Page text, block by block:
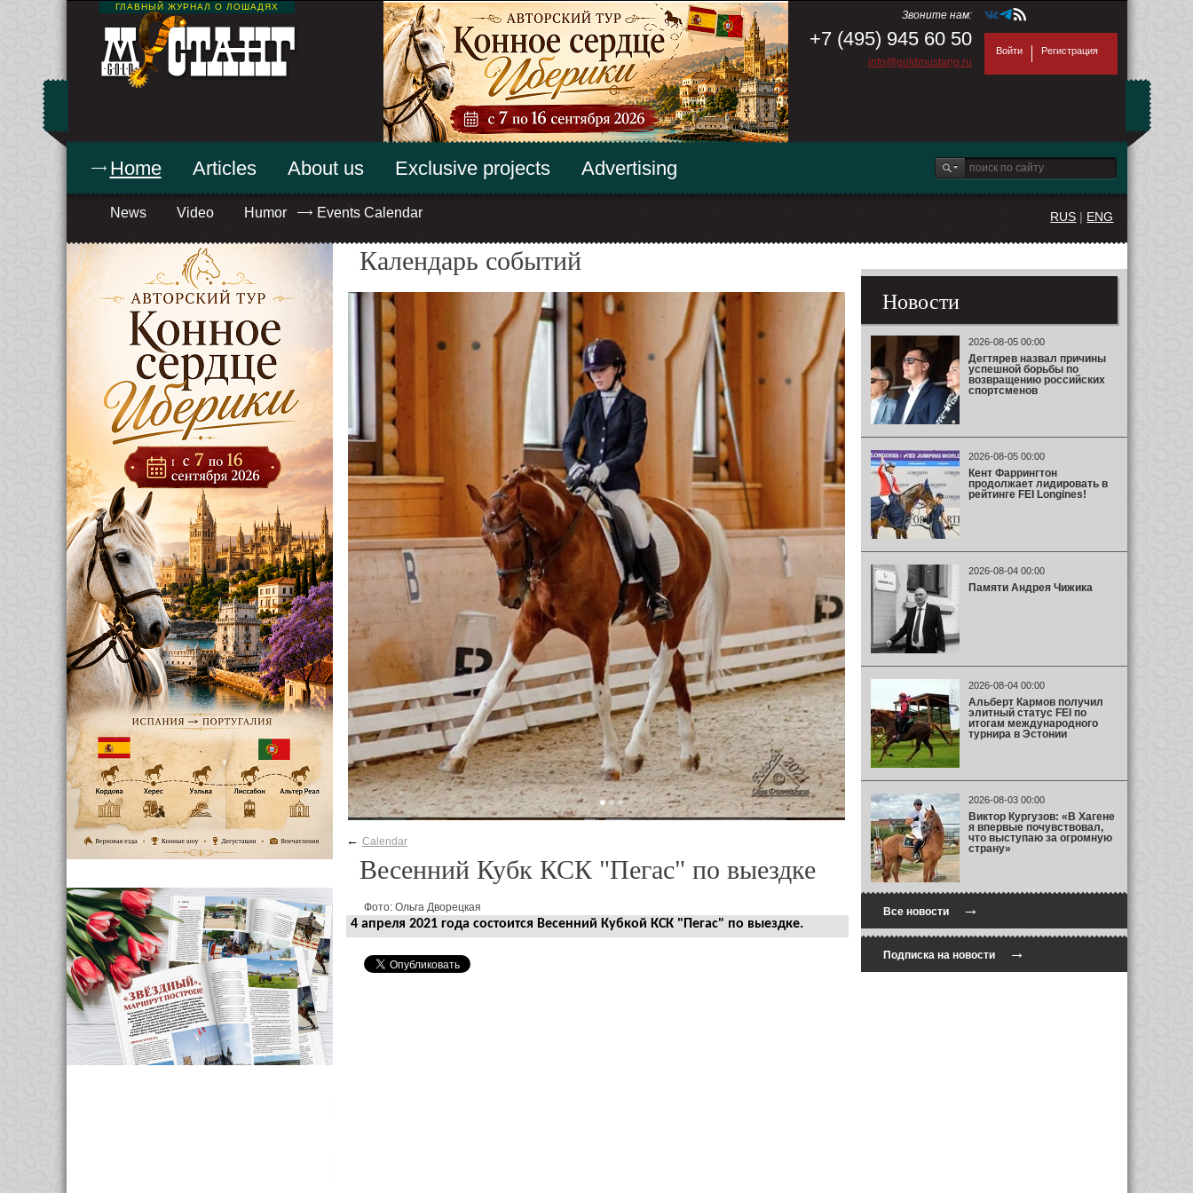
ГЛАВНЫЙ ЖУРНАЛ О ЛОШАДЯХ
Звоните нам:
+7 (495) 945 60 50
info@goldmustang.ru
Войти Регистрация
Home
News Video Humor Events Calendar
Articles About us Exclusive projects Advertising
RUS | ENG
Календарь событий
← Calendar
Весенний Кубк КСК "Пегас" по выездке
Фото: Ольга Дворецкая
4 апреля 2021 года состоится Весенний Кубкой КСК "Пегас" по выездке.
Новости
2026-08-05 00:00
Дегтярев назвал причины
успешной борьбы по
возвращению российских
спортсменов
2026-08-05 00:00
Кент Фаррингтон
продолжает лидировать в
рейтинге FEI Longines!
2026-08-04 00:00
Памяти Андрея Чижика
2026-08-04 00:00
Альберт Кармов получил
элитный статус FEI по
итогам международного
турнира в Эстонии
2026-08-03 00:00
Виктор Кургузов: «В Хагене
я впервые почувствовал,
что выступаю за огромную
страну»
Все новости→
Подписка на новости→